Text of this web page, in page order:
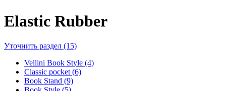
Elastic Rubber
Уточнить раздел (15)
Vellini Book Style (4)
Classic pocket (6)
Book Stand (9)